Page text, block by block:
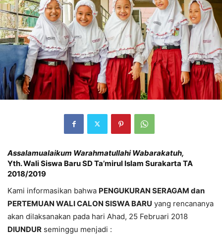
Assalamualaikum Warahmatullahi Wabarakatuh,
Yth. Wali Siswa Baru SD Ta’mirul Islam Surakarta TA
2018/2019
Kami informasikan bahwa PENGUKURAN SERAGAM dan
PERTEMUAN WALI CALON SISWA BARU yang rencananya
akan dilaksanakan pada hari Ahad, 25 Februari 2018
DIUNDUR seminggu menjadi :